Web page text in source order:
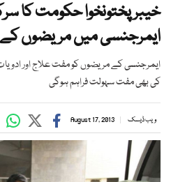
خیبر پختونخوا حکومت کا
ایمرجنسی میں مریضوں
ایمرجنسی کے مریضوں کو مفت علاج اور
کی بھی مفت سہولت فراہم ہوگی
ویب ڈیسک August 17, 2013